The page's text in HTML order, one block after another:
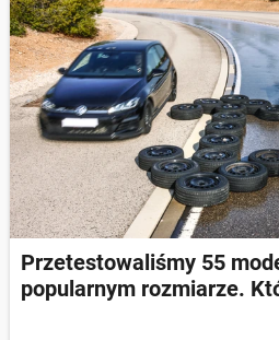
Przetestowaliśmy 55
popularnym rozmiarze.